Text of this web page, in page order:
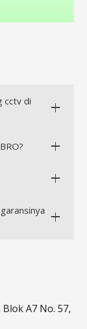
cctv di
A7 No. 57,